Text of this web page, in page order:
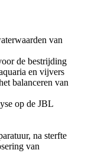
van
de bestrijding
en vijvers
balanceren van
op de JBL
na sterfte
van